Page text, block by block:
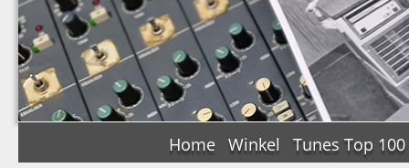
Home Winkel Tunes Top 100